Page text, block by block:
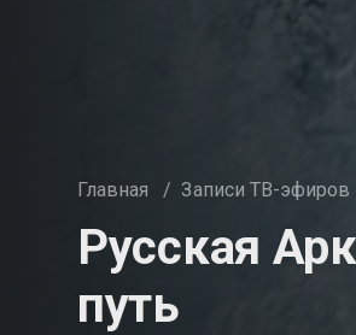
Главная / Записи ТВ-эфиров
Русская
путь